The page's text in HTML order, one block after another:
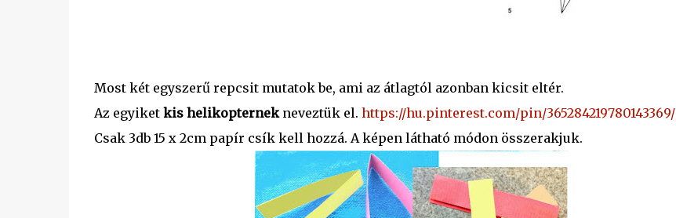
Most két egyszerű repcsit mutatok be, ami az átlagtól azonban kicsit eltér.
Az egyiket kis helikopternekneveztük el. https://hu.pinterest.com/pin/365284219780143369/
Csak 3db 15 x 2cm papír csík kell hozzá. A képen látható módon összerakjuk.